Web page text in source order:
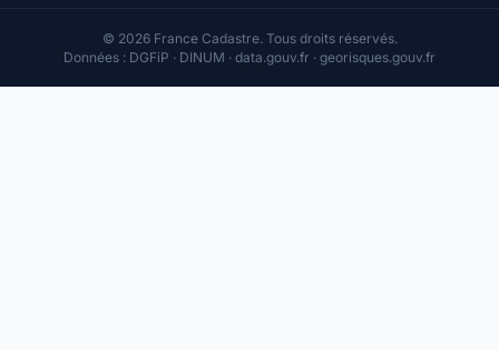
© 2026 France Cadastre. Tous droits réservés.
Données : DGFiP · DINUM · data.gouv.fr · georisques.gouv.fr